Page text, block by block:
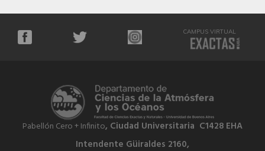
CAMPUS VIRTUAL
Pabellón Cero + Infinito, Ciudad Universitaria C1428 EHA
Intendente Güiraldes 2160,